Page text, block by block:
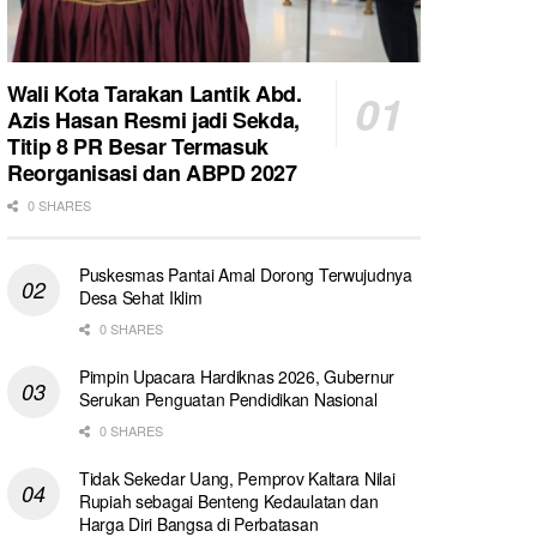
Wali Kota Tarakan Lantik Abd.
Azis Hasan Resmi jadi Sekda,
Titip 8 PR Besar Termasuk
Reorganisasi dan ABPD 2027
0 SHARES
Puskesmas Pantai Amal Dorong Terwujudnya
Desa Sehat Iklim
0 SHARES
Pimpin Upacara Hardiknas 2026, Gubernur
Serukan Penguatan Pendidikan Nasional
0 SHARES
Tidak Sekedar Uang, Pemprov Kaltara Nilai
Rupiah sebagai Benteng Kedaulatan dan
Harga Diri Bangsa di Perbatasan